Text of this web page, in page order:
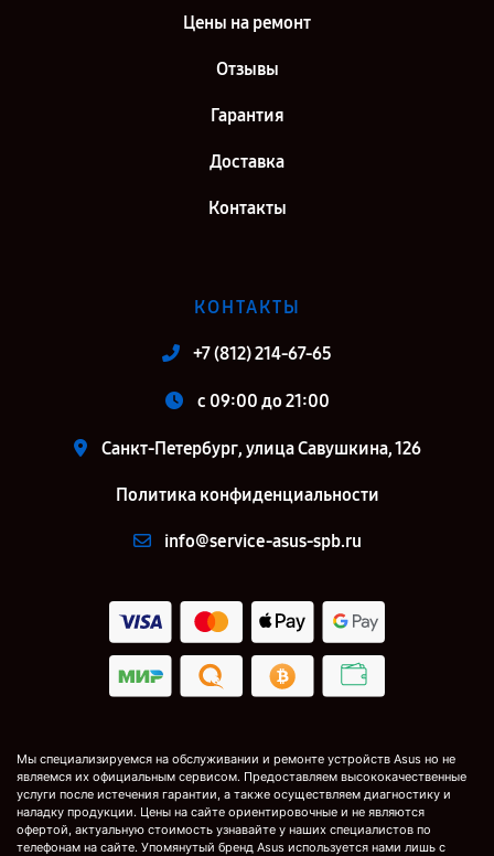
Цены на ремонт
Отзывы
Гарантия
Доставка
Контакты
КОНТАКТЫ
+7 (812) 214-67-65
c 09:00 до 21:00
Санкт-Петербург, улица Савушкина, 126
Политика конфиденциальности
info@service-asus-spb.ru
Мы специализируемся на обслуживании и ремонте устройств Asus но не
являемся их официальным сервисом. Предоставляем высококачественные
услуги после истечения гарантии, а также осуществляем диагностику и
наладку продукции. Цены на сайте ориентировочные и не являются
офертой, актуальную стоимость узнавайте у наших специалистов по
телефонам на сайте. Упомянутый бренд Asus используется нами лишь с